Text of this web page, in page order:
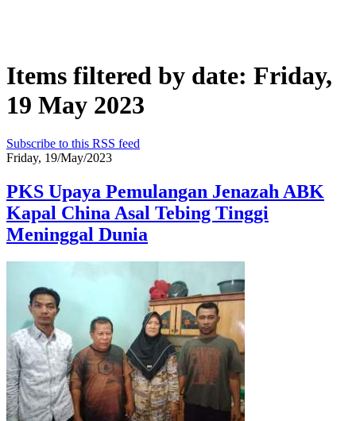
Items filtered by date: Friday,
19 May 2023
Subscribe to this RSS feed
Friday, 19/May/2023
PKS Upaya Pemulangan Jenazah ABK
Kapal China Asal Tebing Tinggi
Meninggal Dunia